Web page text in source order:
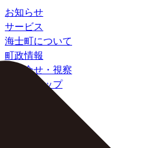
お知らせ
サービス
海士町について
町政情報
お問合せ・視察
サイトマップ